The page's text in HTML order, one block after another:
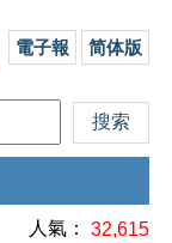
電子報 简体版
人氣： 32,615